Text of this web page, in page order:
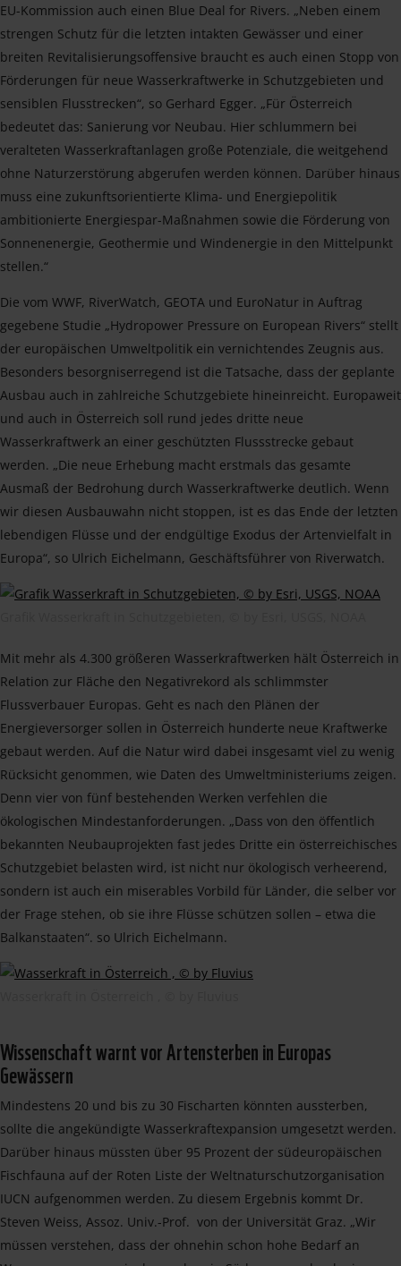
EU-Kommission auch einen Blue Deal for Rivers. „Neben einem
strengen Schutz für die letzten intakten Gewässer und einer
breiten Revitalisierungsoffensive braucht es auch einen Stopp von
Förderungen für neue Wasserkraftwerke in Schutzgebieten und
sensiblen Flusstrecken“, so Gerhard Egger. „Für Österreich
bedeutet das: Sanierung vor Neubau. Hier schlummern bei
veralteten Wasserkraftanlagen große Potenziale, die weitgehend
ohne Naturzerstörung abgerufen werden können. Darüber hinaus
muss eine zukunftsorientierte Klima- und Energiepolitik
ambitionierte Energiespar-Maßnahmen sowie die Förderung von
Sonnenenergie, Geothermie und Windenergie in den Mittelpunkt
stellen.“
Die vom WWF, RiverWatch, GEOTA und EuroNatur in Auftrag
gegebene Studie „Hydropower Pressure on European Rivers“ stellt
der europäischen Umweltpolitik ein vernichtendes Zeugnis aus.
Besonders besorgniserregend ist die Tatsache, dass der geplante
Ausbau auch in zahlreiche Schutzgebiete hineinreicht. Europaweit
und auch in Österreich soll rund jedes dritte neue
Wasserkraftwerk an einer geschützten Flussstrecke gebaut
werden. „Die neue Erhebung macht erstmals das gesamte
Ausmaß der Bedrohung durch Wasserkraftwerke deutlich. Wenn
wir diesen Ausbauwahn nicht stoppen, ist es das Ende der letzten
lebendigen Flüsse und der endgültige Exodus der Artenvielfalt in
Europa“, so Ulrich Eichelmann, Geschäftsführer von Riverwatch.
Mit mehr als 4.300 größeren Wasserkraftwerken hält Österreich in
Relation zur Fläche den Negativrekord als schlimmster
Flussverbauer Europas. Geht es nach den Plänen der
Energieversorger sollen in Österreich hunderte neue Kraftwerke
gebaut werden. Auf die Natur wird dabei insgesamt viel zu wenig
Rücksicht genommen, wie Daten des Umweltministeriums zeigen.
Denn vier von fünf bestehenden Werken verfehlen die
ökologischen Mindestanforderungen. „Dass von den öffentlich
bekannten Neubauprojekten fast jedes Dritte ein österreichisches
Schutzgebiet belasten wird, ist nicht nur ökologisch verheerend,
sondern ist auch ein miserables Vorbild für Länder, die selber vor
der Frage stehen, ob sie ihre Flüsse schützen sollen – etwa die
Balkanstaaten“. so Ulrich Eichelmann.
Wissenschaft warnt vor Artensterben in Europas
Gewässern
Mindestens 20 und bis zu 30 Fischarten könnten aussterben,
sollte die angekündigte Wasserkraftexpansion umgesetzt werden.
Darüber hinaus müssten über 95 Prozent der südeuropäischen
Fischfauna auf der Roten Liste der Weltnaturschutzorganisation
IUCN aufgenommen werden. Zu diesem Ergebnis kommt Dr.
Steven Weiss, Assoz. Univ.-Prof. von der Universität Graz. „Wir
müssen verstehen, dass der ohnehin schon hohe Bedarf an